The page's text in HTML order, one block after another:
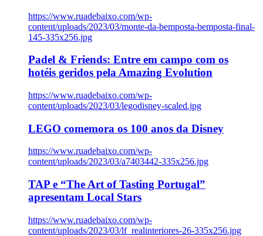
https://www.ruadebaixo.com/wp-
content/uploads/2023/03/monte-da-bemposta-bemposta-final-
145-335x256.jpg
Padel & Friends: Entre em campo com os
hotéis geridos pela Amazing Evolution
https://www.ruadebaixo.com/wp-
content/uploads/2023/03/legodisney-scaled.jpg
LEGO comemora os 100 anos da Disney
https://www.ruadebaixo.com/wp-
content/uploads/2023/03/a7403442-335x256.jpg
TAP e “The Art of Tasting Portugal”
apresentam Local Stars
https://www.ruadebaixo.com/wp-
content/uploads/2023/03/lf_realinteriores-26-335x256.jpg